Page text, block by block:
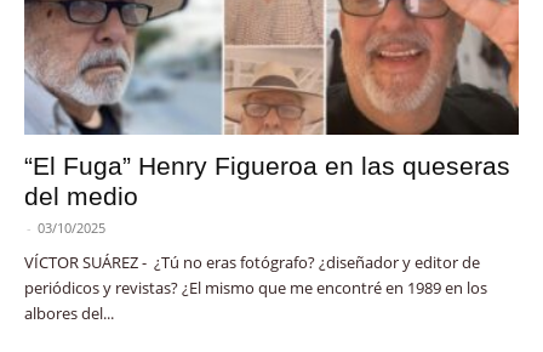
“El Fuga” Henry Figueroa en las queseras
del medio
- 03/10/2025
VÍCTOR SUÁREZ - ¿Tú no eras fotógrafo? ¿diseñador y editor de
periódicos y revistas? ¿El mismo que me encontré en 1989 en los
albores del...